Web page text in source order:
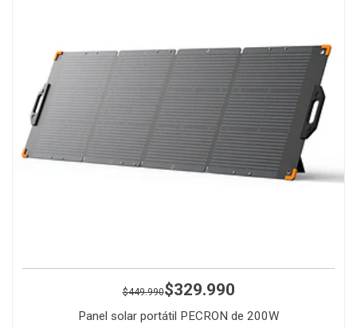
$449.990$329.990
Panel solar portátil PECRON de 200W